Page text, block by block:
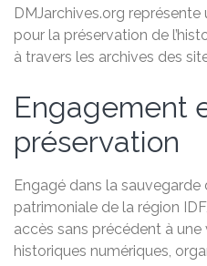
DMJarchives.org
pour la préservation de
à travers les archives des
Engagement
préservation
Engagé dans la
patrimoniale de la région
accès sans précédent à
historiques numériques,